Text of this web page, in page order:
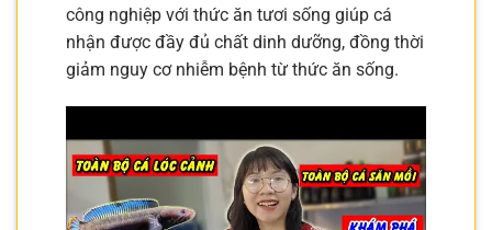
công nghiệp với thức ăn tươi sống giúp cá
nhận được đầy đủ chất dinh dưỡng, đồng thời
giảm nguy cơ nhiễm bệnh từ thức ăn sống.